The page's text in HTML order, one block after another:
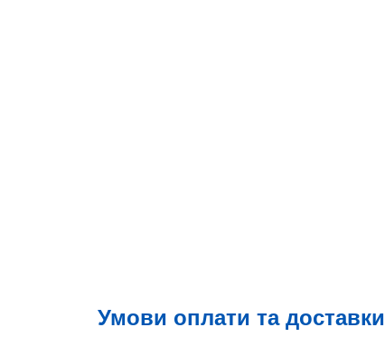
Умови оплати та доставки